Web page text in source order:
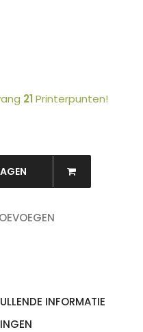
21Printerpunten!
INFORMATIE